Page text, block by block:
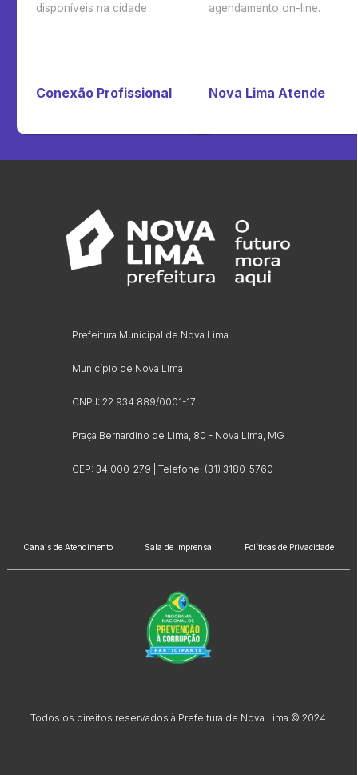
disponíveis na cidade
Conexão Profissional
agendamento on-line.
Nova Lima Atende
Prefeitura Municipal de Nova Lima
Município de Nova Lima
CNPJ: 22.934.889/0001-17
Praça Bernardino de Lima, 80 - Nova Lima, MG
CEP: 34.000-279 | Telefone: (31) 3180-5760
Canais de Atendimento Sala de Imprensa Políticas de Privacidade
Todos os direitos reservados à Prefeitura de Nova Lima © 2024